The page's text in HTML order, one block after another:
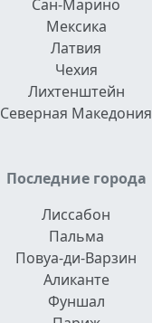
Сан-Марино
Мексика
Латвия
Чехия
Лихтенштейн
Северная Македония
Последние города
Лиссабон
Пальма
Повуа-ди-Варзин
Аликанте
Фуншал